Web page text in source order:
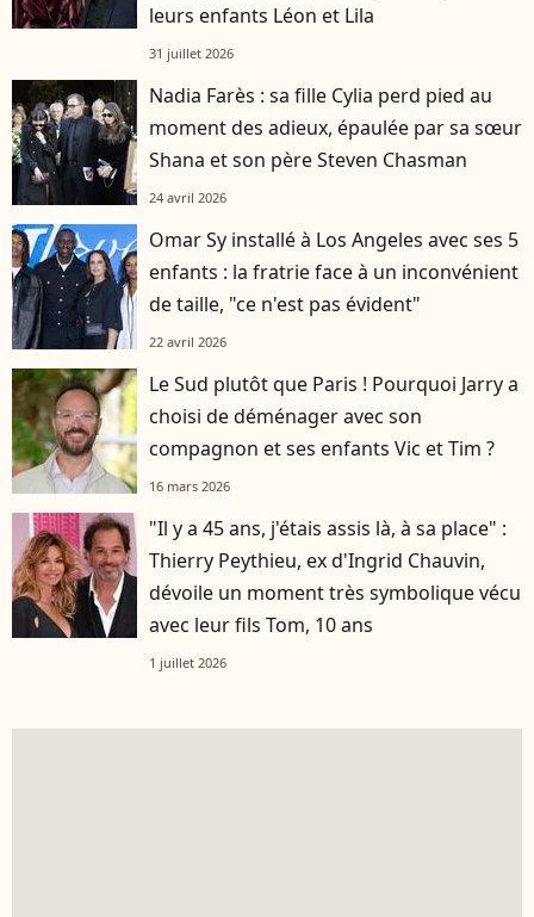
leurs enfants Léon et Lila
31 juillet 2026
Nadia Farès : sa fille Cylia perd pied au
moment des adieux, épaulée par sa sœur
Shana et son père Steven Chasman
24 avril 2026
Omar Sy installé à Los Angeles avec ses 5
enfants : la fratrie face à un inconvénient
de taille, "ce n'est pas évident"
22 avril 2026
Le Sud plutôt que Paris ! Pourquoi Jarry a
choisi de déménager avec son
compagnon et ses enfants Vic et Tim ?
16 mars 2026
"Il y a 45 ans, j'étais assis là, à sa place" :
Thierry Peythieu, ex d'Ingrid Chauvin,
dévoile un moment très symbolique vécu
avec leur fils Tom, 10 ans
1 juillet 2026